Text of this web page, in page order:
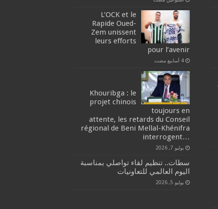
L’OCK et le
Rapide Oued-
Zem unissent
leurs efforts
pour l’avenir
‏4 أسابيع مضت
Khouribga : le
projet chinois
toujours en
attente, les retards du Conseil
régional de Beni Mellal-Khénifra
…interrogent
يوليو 7, 2026
سطات.. تنظيم لقاء تواصلي بمناسبة
اليوم العالمي للتعاونيات
يوليو 5, 2026